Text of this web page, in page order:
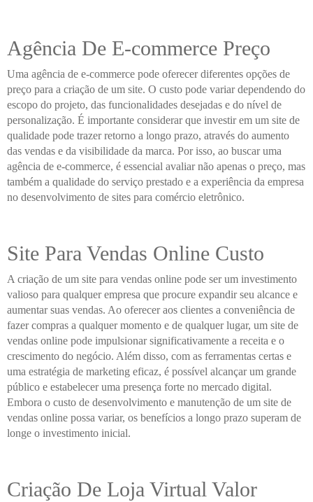
Agência De E-commerce Preço
Uma agência de e-commerce pode oferecer diferentes opções de
preço para a criação de um site. O custo pode variar dependendo do
escopo do projeto, das funcionalidades desejadas e do nível de
personalização. É importante considerar que investir em um site de
qualidade pode trazer retorno a longo prazo, através do aumento
das vendas e da visibilidade da marca. Por isso, ao buscar uma
agência de e-commerce, é essencial avaliar não apenas o preço, mas
também a qualidade do serviço prestado e a experiência da empresa
no desenvolvimento de sites para comércio eletrônico.
Site Para Vendas Online Custo
A criação de um site para vendas online pode ser um investimento
valioso para qualquer empresa que procure expandir seu alcance e
aumentar suas vendas. Ao oferecer aos clientes a conveniência de
fazer compras a qualquer momento e de qualquer lugar, um site de
vendas online pode impulsionar significativamente a receita e o
crescimento do negócio. Além disso, com as ferramentas certas e
uma estratégia de marketing eficaz, é possível alcançar um grande
público e estabelecer uma presença forte no mercado digital.
Embora o custo de desenvolvimento e manutenção de um site de
vendas online possa variar, os benefícios a longo prazo superam de
longe o investimento inicial.
Criação De Loja Virtual Valor